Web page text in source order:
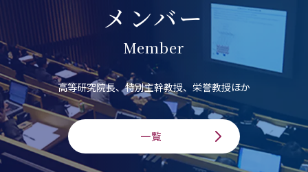
メンバー
Member
高等研究院長、特別主幹教授、栄誉教授ほか
一覧